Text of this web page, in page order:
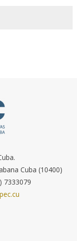
Cuba (10400)
7333079